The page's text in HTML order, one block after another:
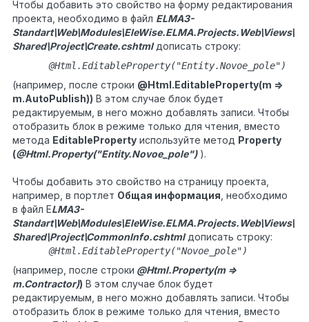
Чтобы добавить это свойство на форму редактирования
проекта, необходимо в файл ELMA3-
Standart\Web\Modules\EleWise.ELMA.Projects.Web\Views\
Shared\Project\Create.cshtmlдописать строку:
@Html.EditableProperty("Entity.Novoe_pole")
(например, после строки @Html.EditableProperty(m =>
m.AutoPublish)) В этом случае блок будет
редактируемым, в него можно добавлять записи. Чтобы
отобразить блок в режиме только для чтения, вместо
метода EditableProperty используйте метод Property
(@Html.Property("Entity.Novoe_pole")).
Чтобы добавить это свойство на страницу проекта,
например, в портлет Общая информация , необходимо
в файл ELMA3-
Standart\Web\Modules\EleWise.ELMA.Projects.Web\Views\
Shared\Project\CommonInfo.cshtmlдописать строку:
@Html.EditableProperty("Novoe_pole")
(например, после строки @Html.Property(m =>
m.Contractor)) В этом случае блок будет
редактируемым, в него можно добавлять записи. Чтобы
отобразить блок в режиме только для чтения, вместо